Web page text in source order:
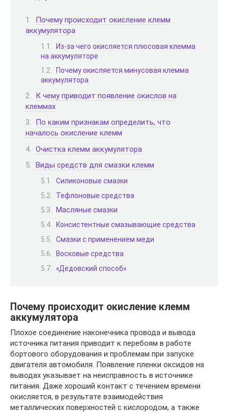
Почему происходит окисление клемм
аккумулятора
Из-за чего окисляется плюсовая клемма
на аккумуляторе
Почему окисляется минусовая клемма
аккумулятора
К чему приводит появление окислов на
клеммах
По каким признакам определить, что
началось окисление клемм
Очистка клемм аккумулятора
Виды средств для смазки клемм
Силиконовые смазки
Тефлоновые средства
Масляные смазки
Консистентные смазывающие средства
Смазки с применением меди
Восковые средства
«Дедовский способ»
Почему происходит окисление клемм
аккумулятора
Плохое соединение наконечника провода и вывода
источника питания приводит к перебоям в работе
бортового оборудования и проблемам при запуске
двигателя автомобиля. Появление пленки оксидов на
выводах указывает на неисправность в источнике
питания. Даже хороший контакт с течением времени
окисляется, в результате взаимодействия
металлических поверхностей с кислородом, а также